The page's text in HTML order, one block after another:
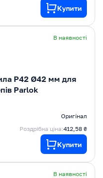
Купити
В наявності
P42 Ø42 мм для
Parlok
Оригінал
Роздрібна ціна:412,58 ₴
Купити
В наявності